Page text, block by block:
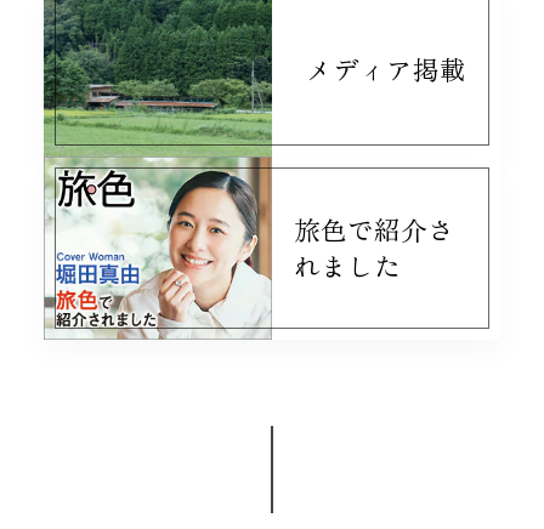
メディア掲載
旅色で紹介さ
れました